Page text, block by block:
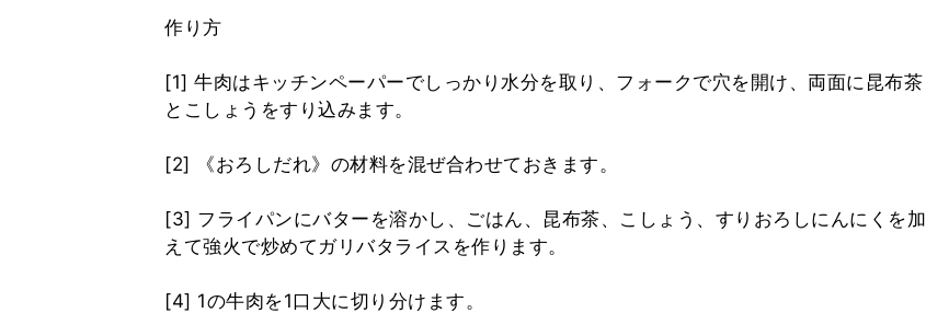
作り方
[1] 牛肉はキッチンペーパーでしっかり水分を取り、フォークで穴を開け、両面に昆布茶
とこしょうをすり込みます。
[2] 《おろしだれ》の材料を混ぜ合わせておきます。
[3] フライパンにバターを溶かし、ごはん、昆布茶、こしょう、すりおろしにんにくを加
えて強火で炒めてガリバタライスを作ります。
[4] 1の牛肉を1口大に切り分けます。